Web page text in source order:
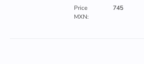
Price
MXN:
745